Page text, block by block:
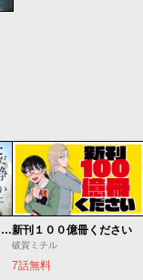
ただ静かに消え去るつもりでした新刊１００億冊ください
破賀ミチル
7話無料